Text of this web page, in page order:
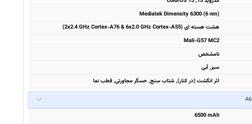
Mediatek Dimensity 6300 (6 nm)
هشت هسته ای (2x2.4 GHz Cortex-A76 & 6x2.0 GHz Cortex-A55)
Mali-G57 MC2
نامشخص
سبز, آبی
اثر انگشت (در کنار), شتاب سنج, حسگر مجاورتی, قطب نما
6500 mAh